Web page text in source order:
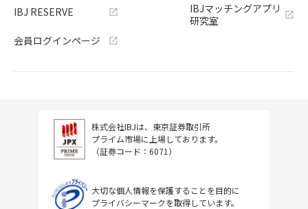
IBJ RESERVE
会員ログインページ
IBJマッチングアプリ
研究室
株式会社IBJは、東京証券取引所
プライム市場に上場しております。
（証券コード：6071）
大切な個人情報を保護することを目的に
プライバシーマークを取得しています。